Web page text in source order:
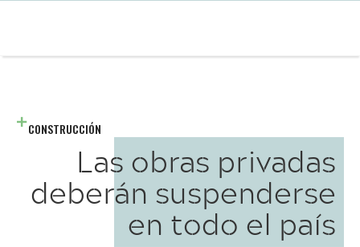
CONSTRUCCIÓN
Las obras privadas
deberán suspenderse
en todo el país